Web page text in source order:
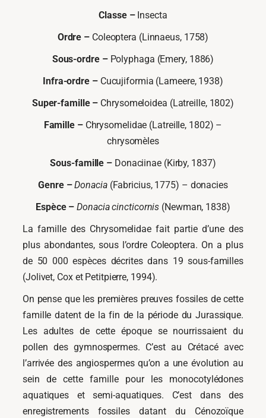
Classe – Insecta
Ordre – Coleoptera (Linnaeus, 1758)
Sous-ordre – Polyphaga (Emery, 1886)
Infra-ordre – Cucujiformia (Lameere, 1938)
Super-famille – Chrysomeloidea (Latreille, 1802)
Famille – Chrysomelidae (Latreille, 1802) –
chrysomèles
Sous-famille – Donaciinae (Kirby, 1837)
Genre –Donacia(Fabricius, 1775) – donacies
Espèce –Donacia cincticornis (Newman, 1838)
La famille des Chrysomelidae fait partie d’une des
plus abondantes, sous l’ordre Coleoptera. On a plus
de 50 000 espèces décrites dans 19 sous-familles
(Jolivet, Cox et Petitpierre, 1994).
On pense que les premières preuves fossiles de cette
famille datent de la fin de la période du Jurassique.
Les adultes de cette époque se nourrissaient du
pollen des gymnospermes. C’est au Crétacé avec
l’arrivée des angiospermes qu’on a une évolution au
sein de cette famille pour les monocotylédones
aquatiques et semi-aquatiques. C’est dans des
enregistrements fossiles datant du Cénozoïque